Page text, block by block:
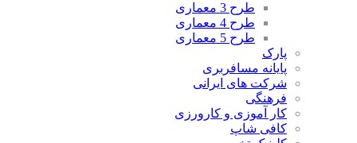
طرح 3 معماری
طرح 4 معماری
طرح 5 معماری
پارک
پایانه مسافربری
شرکت های ایرانی
فرهنگی
کار آموزی و کارورزی
کافی شاپ